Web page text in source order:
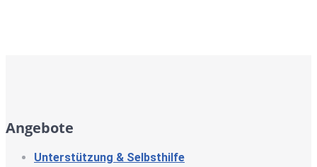
Angebote
Unterstützung & Selbsthilfe